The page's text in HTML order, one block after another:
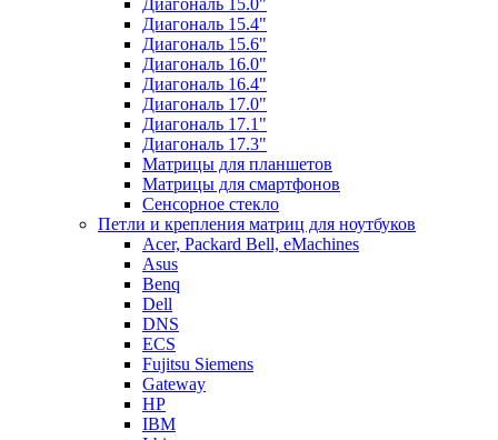
Диагональ 15.4"
Диагональ 15.6"
Диагональ 16.0"
Диагональ 16.4"
Диагональ 17.0"
Диагональ 17.1"
Диагональ 17.3"
Матрицы для планшетов
Матрицы для смартфонов
Сенсорное стекло
Петли и крепления матриц для ноутбуков
Acer, Packard Bell, eMachines
Asus
Benq
Dell
DNS
ECS
Fujitsu Siemens
Gateway
HP
IBM